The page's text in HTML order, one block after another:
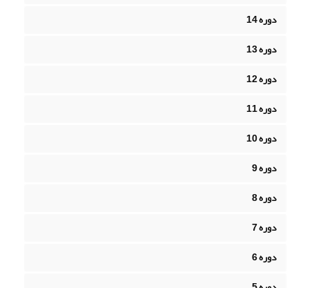
دوره 14
دوره 13
دوره 12
دوره 11
دوره 10
دوره 9
دوره 8
دوره 7
دوره 6